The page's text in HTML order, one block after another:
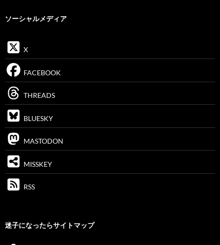
ソーシャルメディア
X
FACEBOOK
THREADS
BLUESKY
MASTODON
MISSKEY
RSS
迷子になったらサイトマップ